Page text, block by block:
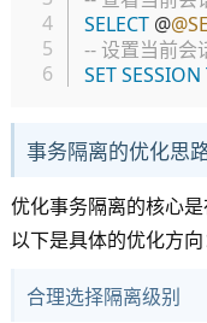
SELECT @
-- 设置当前会
SETSESSION
事务隔离的优化思
优化事务隔离的核心
以下是具体的优化方向
合理选择隔离级别